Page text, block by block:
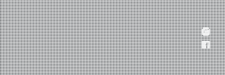
スポンサー募集
大会チケット購入
キャンペーン
実戦コース